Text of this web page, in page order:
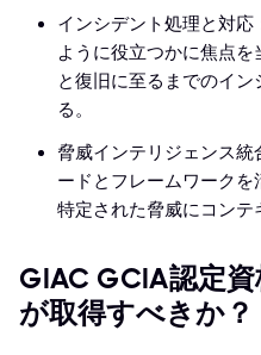
インシデント処理と対
ように役立つかに焦点
と復旧に至るまでのイ
る。
脅威インテリジェンス統
ードとフレームワークを
特定された脅威にコンテ
GIAC GCIA認定
が取得すべきか？